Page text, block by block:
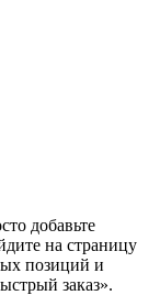
добавьте
на страницу
позиций и
заказ».